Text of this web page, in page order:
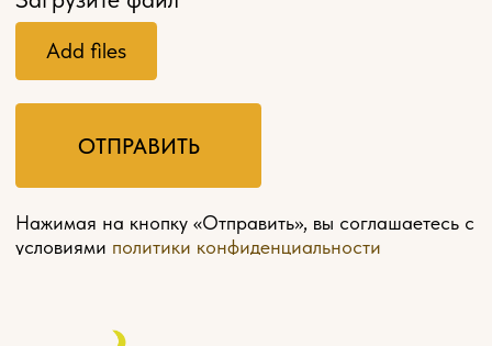
Мебель на заказ
Разработка сайта
Политика конфиденциальности